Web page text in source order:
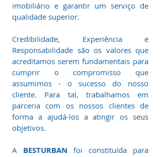
imobiliário e garantir um serviço de
qualidade superior.
Credibilidade, Experiência e
Responsabilidade são os valores que
acreditamos serem fundamentais para
cumprir o compromisso que
assumimos - o sucesso do nosso
cliente. Para tal, trabalhamos em
parceria com os nossos clientes de
forma a ajudá-los a atingir os seus
objetivos.
A BESTURBAN foi constituída para